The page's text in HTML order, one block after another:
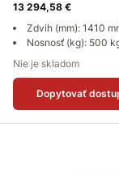
13 294,58 €
Zdvih (mm): 1410
Nosnosť (kg): 500
Nie je skladom
Dopytovať